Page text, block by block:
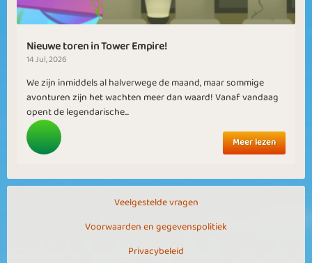
Nieuwe toren in Tower Empire!
14 Jul, 2026
We zijn inmiddels al halverwege de maand, maar sommige
avonturen zijn het wachten meer dan waard! Vanaf vandaag
opent de legendarische...
Meer lezen
Veelgestelde vragen
Voorwaarden en gegevenspolitiek
Privacybeleid